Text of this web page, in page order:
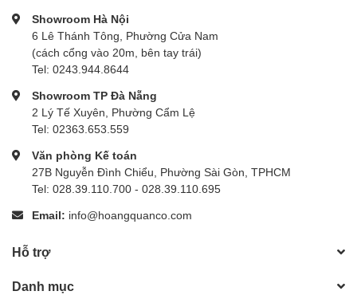
Showroom Hà Nội
6 Lê Thánh Tông, Phường Cửa Nam
(cách cổng vào 20m, bên tay trái)
Tel: 0243.944.8644
Showroom TP Đà Nẵng
2 Lý Tế Xuyên, Phường Cẩm Lệ
Tel: 02363.653.559
Văn phòng Kế toán
27B Nguyễn Đình Chiểu, Phường Sài Gòn, TPHCM
Tel: 028.39.110.700 - 028.39.110.695
Email: info@hoangquanco.com
Hỗ trợ
Danh mục